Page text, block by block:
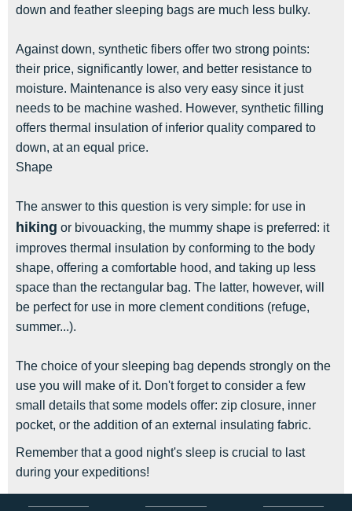
down and feather sleeping bags are much less bulky.
Against down, synthetic fibers offer two strong points:
their price, significantly lower, and better resistance to
moisture. Maintenance is also very easy since it just
needs to be machine washed. However, synthetic filling
offers thermal insulation of inferior quality compared to
down, at an equal price.
Shape
The answer to this question is very simple: for use in
hiking or bivouacking, the mummy shape is preferred: it
improves thermal insulation by conforming to the body
shape, offering a comfortable hood, and taking up less
space than the rectangular bag. The latter, however, will
be perfect for use in more clement conditions (refuge,
summer...).
The choice of your sleeping bag depends strongly on the
use you will make of it. Don't forget to consider a few
small details that some models offer: zip closure, inner
pocket, or the addition of an external insulating fabric.
Remember that a good night's sleep is crucial to last
during your expeditions!